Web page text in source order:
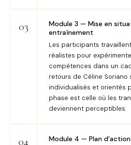
03
Module 3 — Mise en
entraînement
Les participants
réalistes pour
compétences dans un
retours de Céline Soriano
individualisés et orientés
phase est celle où les
deviennent perceptibles.
04 Module 4 — Plan